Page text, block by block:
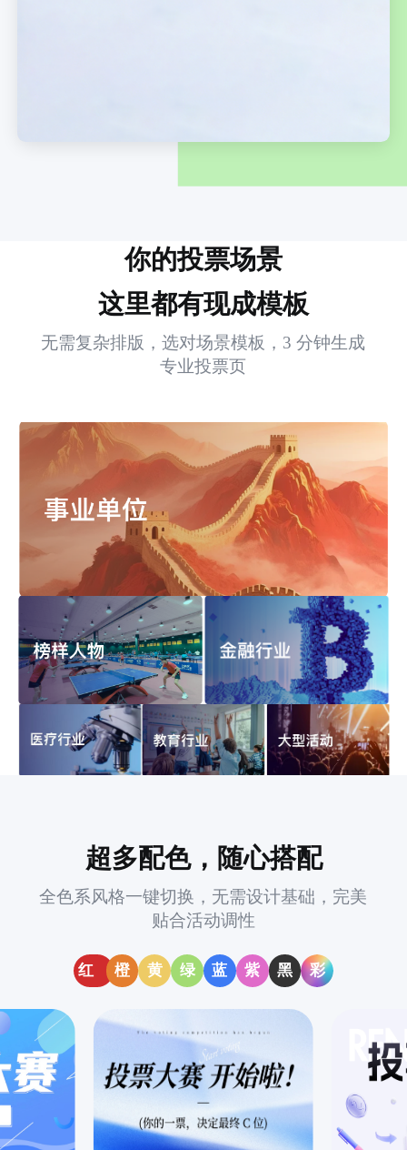
你的投票场景
这里都有现成模板
无需复杂排版，选对场景模板，3 分钟生成
专业投票页
超多配色，随心搭配
全色系风格一键切换，无需设计基础，完美
贴合活动调性
红 橙 黄 绿 蓝 紫 黑 彩